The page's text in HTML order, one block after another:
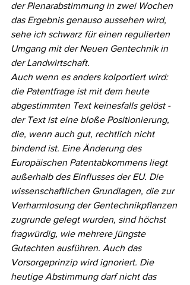
der Plenarabstimmung in zwei Wochen
das Ergebnis genauso aussehen wird,
sehe ich schwarz für einen regulierten
Umgang mit der Neuen Gentechnik in
der Landwirtschaft.
Auch wenn es anders kolportiert wird:
die Patentfrage ist mit dem heute
abgestimmten Text keinesfalls gelöst -
der Text ist eine bloße Positionierung,
die, wenn auch gut, rechtlich nicht
bindend ist. Eine Änderung des
Europäischen Patentabkommens liegt
außerhalb des Einflusses der EU. Die
wissenschaftlichen Grundlagen, die zur
Verharmlosung der Gentechnikpflanzen
zugrunde gelegt wurden, sind höchst
fragwürdig, wie mehrere jüngste
Gutachten ausführen. Auch das
Vorsorgeprinzip wird ignoriert. Die
heutige Abstimmung darf nicht das